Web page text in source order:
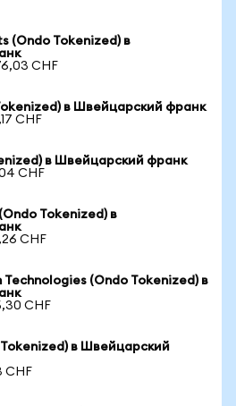
(Ondo Tokenized) в
CHF
в Швейцарский франк
CHF
в Швейцарский франк
CHF
Tokenized) в
CHF
Technologies (Ondo Tokenized) в
CHF
в Швейцарский
CHF